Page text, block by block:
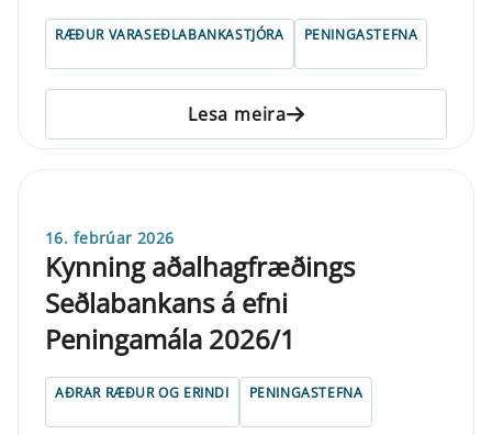
RÆÐUR VARASEÐLABANKASTJÓRA PENINGASTEFNA
Lesa meira
16. febrúar 2026
Kynning aðalhagfræðings
Seðlabankans á efni
Peningamála 2026/1
AÐRAR RÆÐUR OG ERINDI PENINGASTEFNA